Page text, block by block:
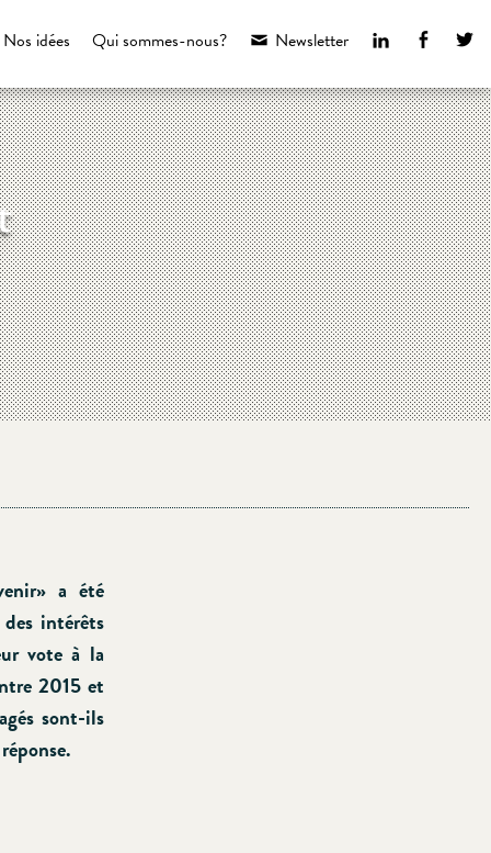
LinkedIn
Newsletter
Qui sommes-nous?
Nos idées
a été
intérêts
vote à la
2015 et
sont-ils